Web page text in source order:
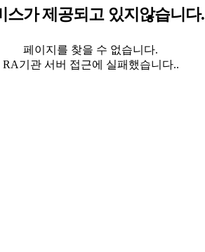
스가 제공되고 있지않습니다.
페이지를 찾을 수 없습니다.
RA기관 서버 접근에 실패했습니다..